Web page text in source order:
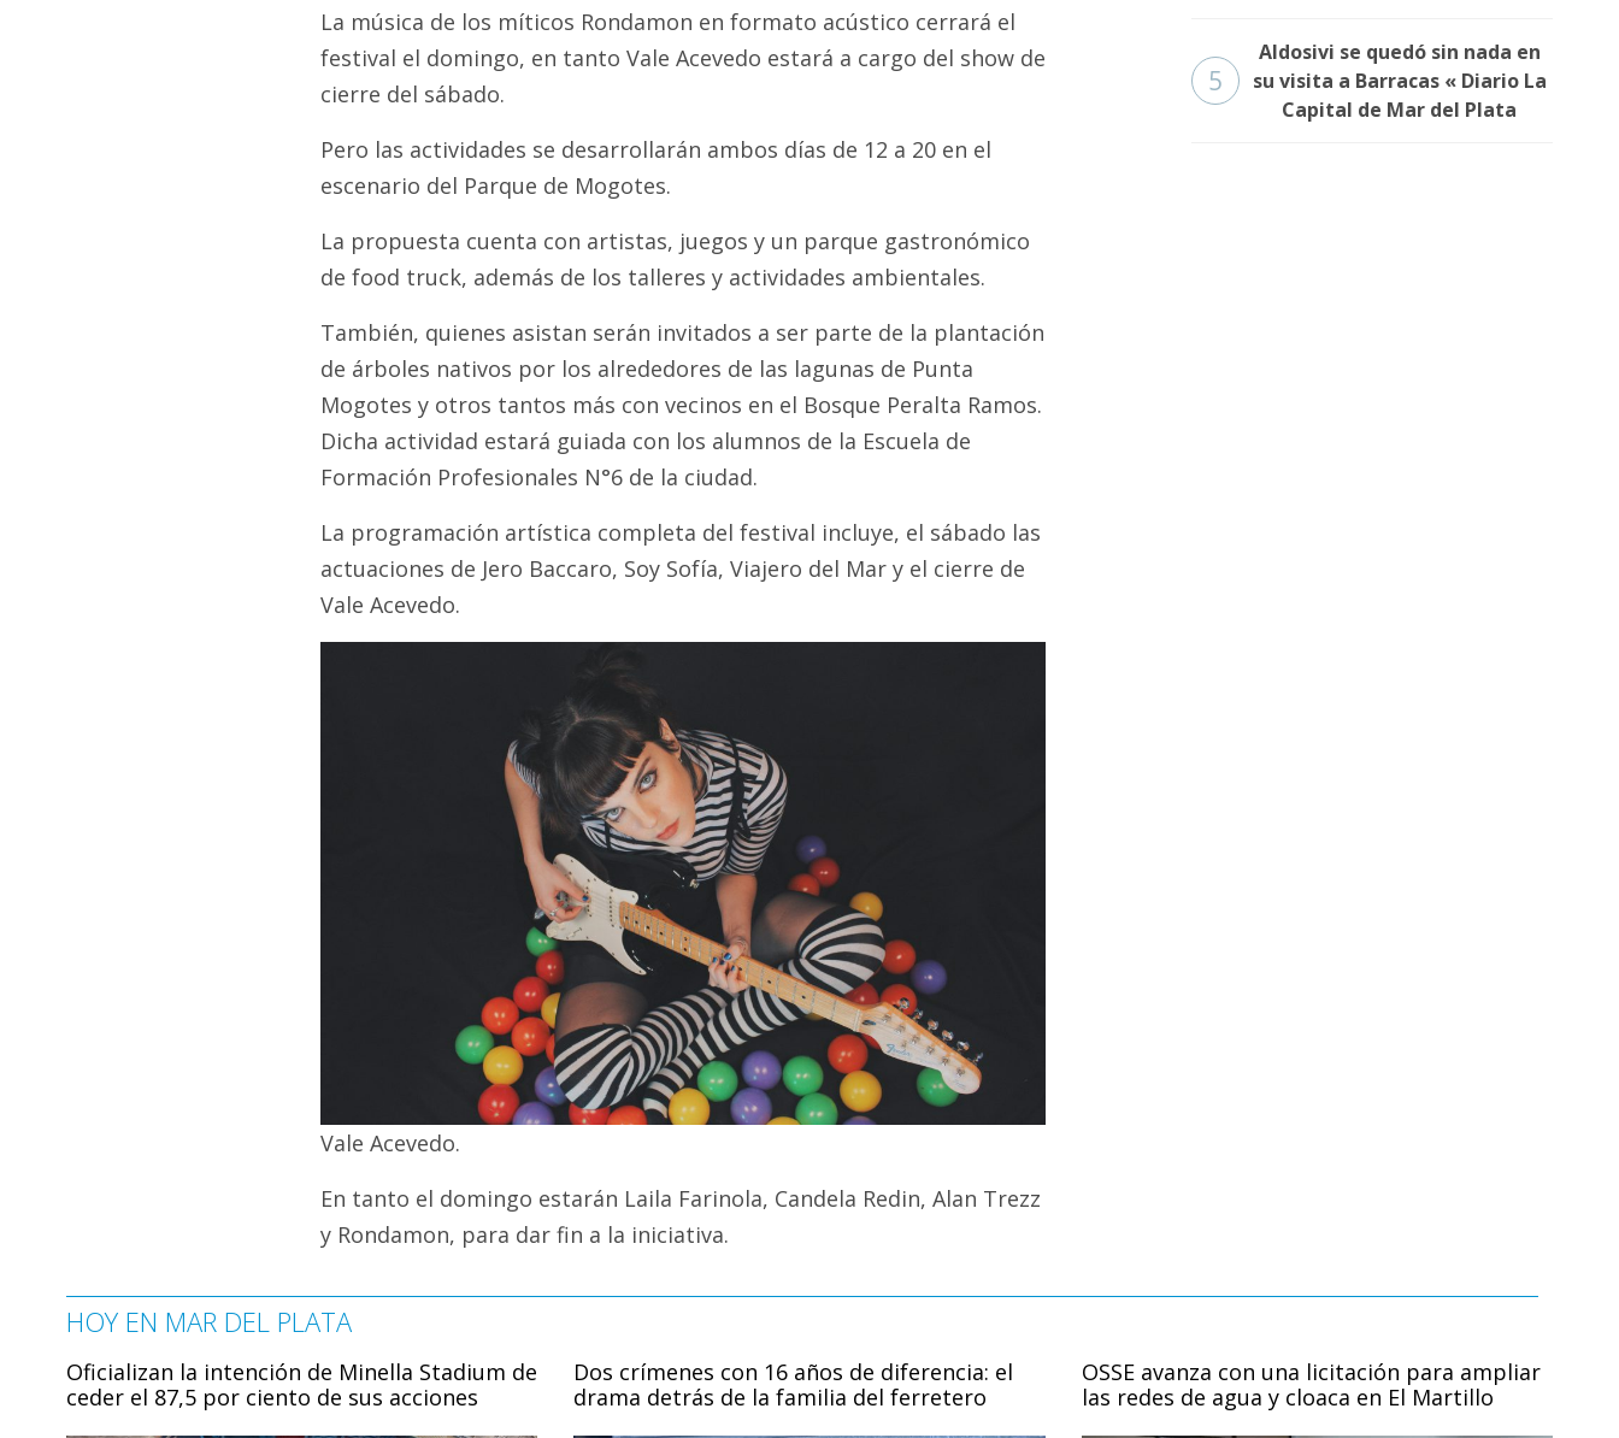
La música de los míticos Rondamon en formato acústico cerrará el
festival el domingo, en tanto Vale Acevedo estará a cargo del show de
cierre del sábado.
Pero las actividades se desarrollarán ambos días de 12 a 20 en el
escenario del Parque de Mogotes.
La propuesta cuenta con artistas, juegos y un parque gastronómico
de food truck, además de los talleres y actividades ambientales.
También, quienes asistan serán invitados a ser parte de la plantación
de árboles nativos por los alrededores de las lagunas de Punta
Mogotes y otros tantos más con vecinos en el Bosque Peralta Ramos.
Dicha actividad estará guiada con los alumnos de la Escuela de
Formación Profesionales N°6 de la ciudad.
La programación artística completa del festival incluye, el sábado las
actuaciones de Jero Baccaro, Soy Sofía, Viajero del Mar y el cierre de
Vale Acevedo.
Vale Acevedo.
En tanto el domingo estarán Laila Farinola, Candela Redin, Alan Trezz
y Rondamon, para dar fin a la iniciativa.
5
Aldosivi se quedó sin nada en
su visita a Barracas « Diario La
Capital de Mar del Plata
HOY EN MAR DEL PLATA
Oficializan la intención de Minella Stadium de
ceder el 87,5 por ciento de sus acciones
Dos crímenes con 16 años de diferencia: el
drama detrás de la familia del ferretero
OSSE avanza con una licitación para ampliar
las redes de agua y cloaca en El Martillo